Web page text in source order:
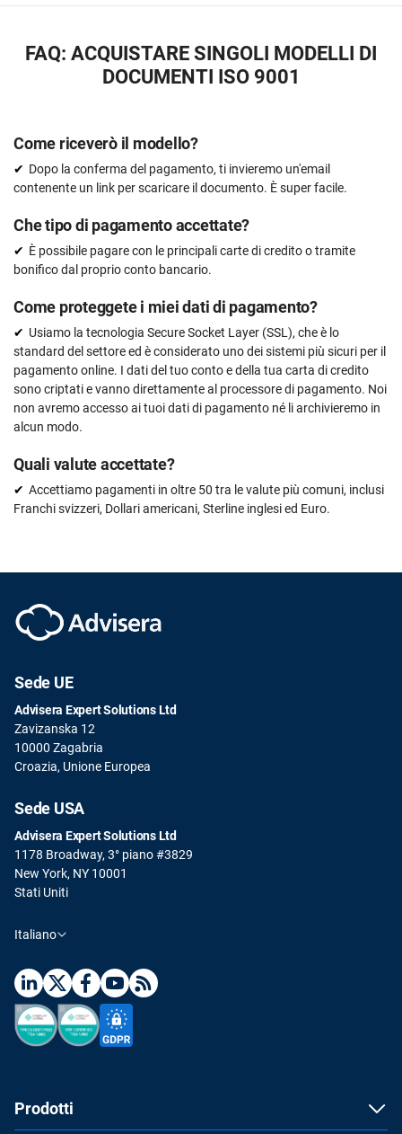
FAQ: ACQUISTARE SINGOLI MODELLI DI
DOCUMENTI ISO 9001
Come riceverò il modello?
Dopo la conferma del pagamento, ti invieremo un'email
contenente un link per scaricare il documento. È super facile.
Che tipo di pagamento accettate?
È possibile pagare con le principali carte di credito o tramite
bonifico dal proprio conto bancario.
Come proteggete i miei dati di pagamento?
Usiamo la tecnologia Secure Socket Layer (SSL), che è lo
standard del settore ed è considerato uno dei sistemi più sicuri per il
pagamento online. I dati del tuo conto e della tua carta di credito
sono criptati e vanno direttamente al processore di pagamento. Noi
non avremo accesso ai tuoi dati di pagamento né li archivieremo in
alcun modo.
Quali valute accettate?
Accettiamo pagamenti in oltre 50 tra le valute più comuni, inclusi
Franchi svizzeri, Dollari americani, Sterline inglesi ed Euro.
Sede UE
Advisera Expert Solutions Ltd
Zavizanska 12
10000 Zagabria
Croazia, Unione Europea
Sede USA
Advisera Expert Solutions Ltd
1178 Broadway, 3° piano #3829
New York, NY 10001
Stati Uniti
Italiano
Prodotti